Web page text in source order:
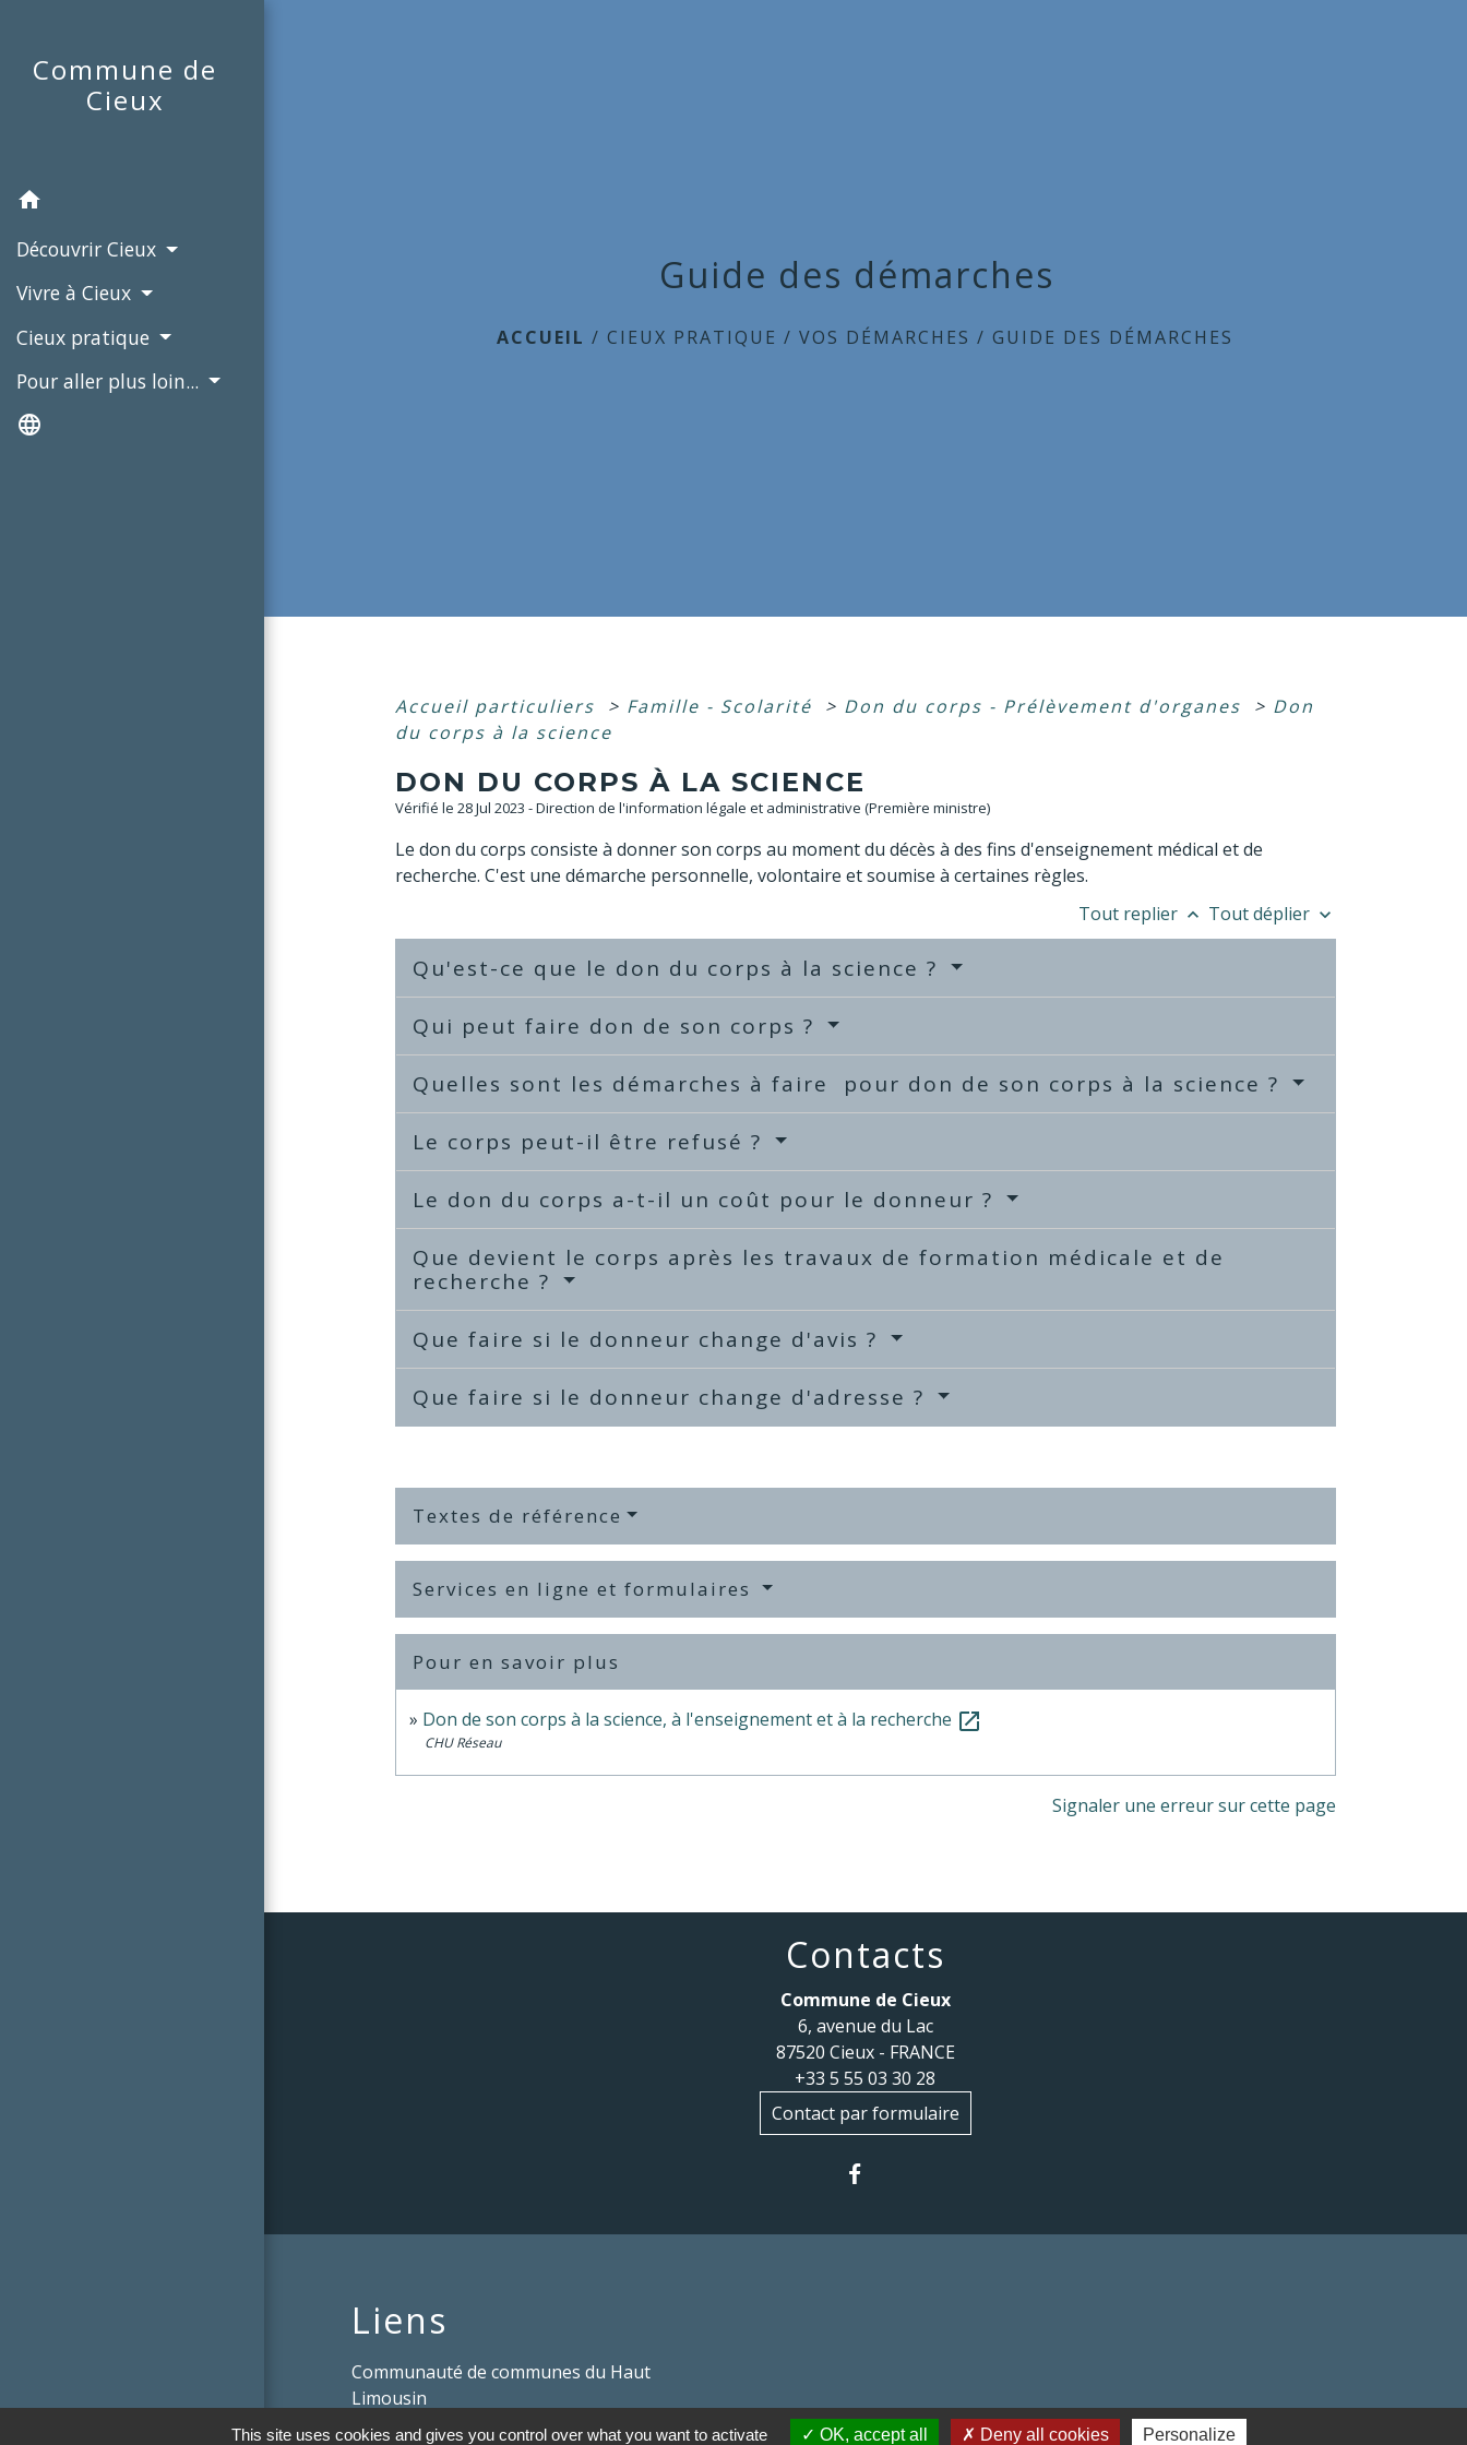
Commune de
Cieux
home
Découvrir Cieux
Vivre à Cieux
Cieux pratique
Pour aller plus loin...
language
Guide des démarches
ACCUEIL /CIEUX PRATIQUE /VOS DÉMARCHES /GUIDE DES DÉMARCHES
Accueil particuliers > Famille - Scolarité > Don du corps - Prélèvement d'organes > Don
du corps à la science
DON DU CORPS À LA SCIENCE
Vérifié le 28 Jul 2023 - Direction de l'information légale et administrative (Première ministre)
Le don du corps consiste à donner son corps au moment du décès à des fins d'enseignement médical et de
recherche. C'est une démarche personnelle, volontaire et soumise à certaines règles.
Tout replier keyboard_arrow_up Tout déplier keyboard_arrow_down
Qu'est-ce que le don du corps à la science ?
Qui peut faire don de son corps ?
Quelles sont les démarches à faire pour don de son corps à la science ?
Le corps peut-il être refusé ?
Le don du corps a-t-il un coût pour le donneur ?
Que devient le corps après les travaux de formation médicale et de
recherche ?
Que faire si le donneur change d'avis ?
Que faire si le donneur change d'adresse ?
Textes de référence
Services en ligne et formulaires
Pour en savoir plus
Don de son corps à la science, à l'enseignement et à la recherche open_in_new
CHU Réseau
Signaler une erreur sur cette page
Contacts
Commune de Cieux
6, avenue du Lac
87520 Cieux - FRANCE
+33 5 55 03 30 28
Contact par formulaire
Liens
Communauté de communes du Haut
Limousin
This site uses cookies and gives you control over what you want to activate OK, accept all Deny all cookies Personalize